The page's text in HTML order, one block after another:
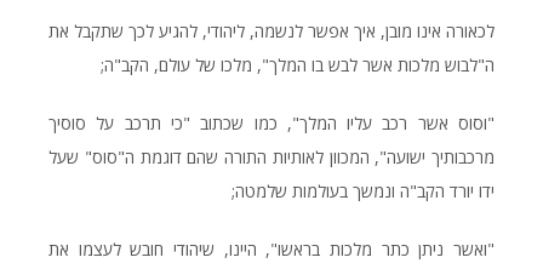
לכאורה אינו מובן, איך אפשר לנשמה, ליהודי, להגיע לכך שתקבל את
ה"לבוש מלכות אשר לבש בו המלך", מלכו של עולם, הקב"ה;
"וסוס אשר רכב עליו המלך", כמו שכתוב "כי תרכב על סוסיך
מרכבותיך ישועה", המכוון לאותיות התורה שהם דוגמת ה"סוס" שעל
ידו יורד הקב"ה ונמשך בעולמות שלמטה;
"ואשר ניתן כתר מלכות בראשו", היינו, שיהודי חובש לעצמו את